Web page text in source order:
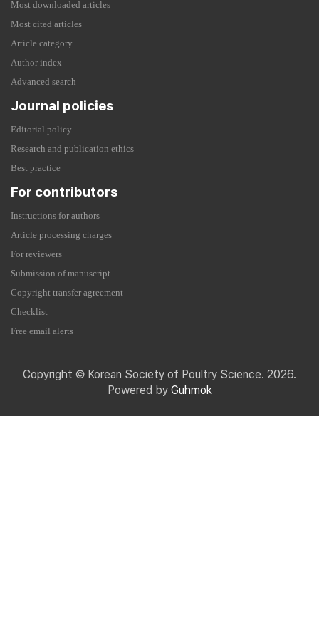
Most downloaded articles
Most cited articles
Article category
Author index
Advanced search
Journal policies
Editorial policy
Research and publication ethics
Best practice
For contributors
Instructions for authors
Article processing charges
For reviewers
Submission of manuscript
Copyright transfer agreement
Checklist
Free email alerts
Copyright © Korean Society of Poultry Science. 2026.
Powered by Guhmok